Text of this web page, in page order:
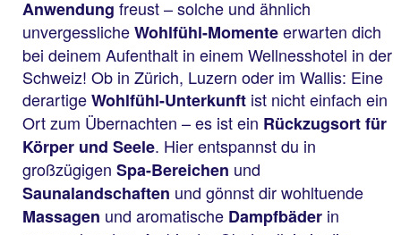
Anwendung freust – solche und ähnlich
unvergesslicheWohlfühl-Momenteerwarten dich
bei deinem Aufenthalt in einem Wellnesshotel in der
Schweiz! Ob in Zürich, Luzern oder im Wallis: Eine
derartigeWohlfühl-Unterkunft ist nicht einfach ein
Ort zum Übernachten – es ist ein Rückzugsort für
Körper und Seele. Hier entspannst du in
großzügigen Spa-Bereichen und
Saunalandschaften und gönnst dir wohltuende
Massagen und aromatische Dampfbäder in